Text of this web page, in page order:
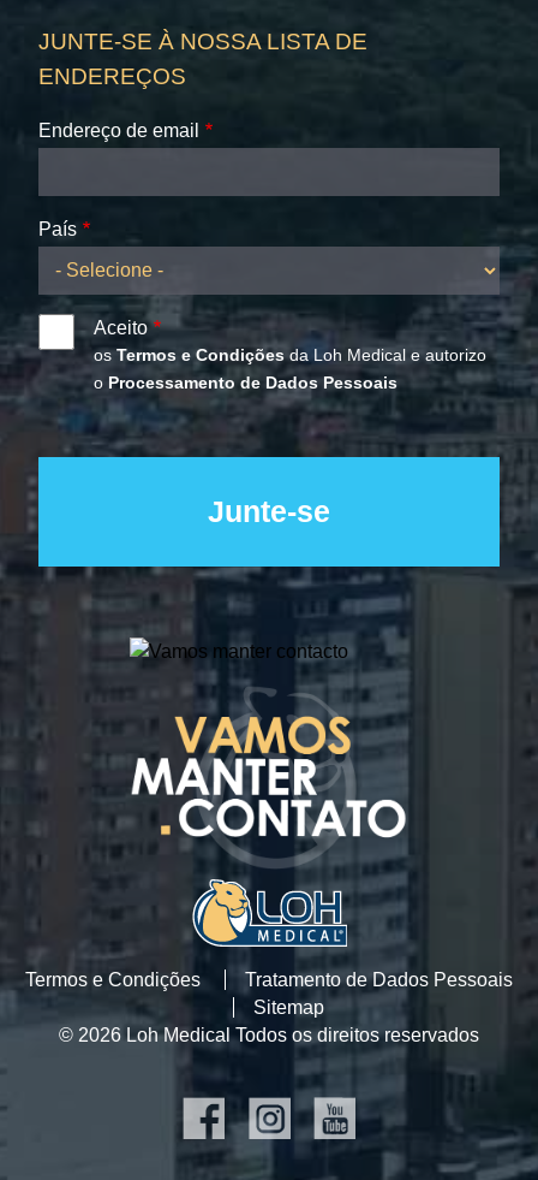
JUNTE-SE À NOSSA LISTA DE
ENDEREÇOS
Endereço de email
País
Aceito
osTermos e Condiçõesda Loh Medical e autorizo
o Processamento de Dados Pessoais
Termos e Condições
Tratamento de Dados Pessoais
Sitemap
© 2026 Loh Medical Todos os direitos reservados
SOCIAL